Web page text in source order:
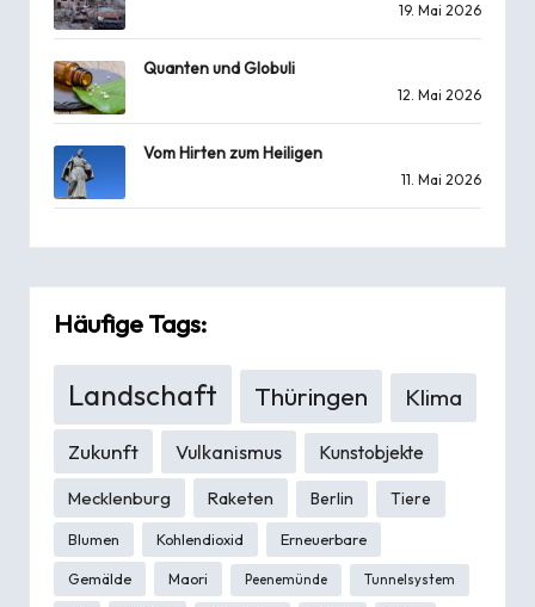
19. Mai 2026
Quanten und Globuli
12. Mai 2026
Vom Hirten zum Heiligen
11. Mai 2026
Häufige Tags:
Landschaft Thüringen Klima
Zukunft Vulkanismus
Kunstobjekte
Mecklenburg
Raketen Berlin Tiere
Blumen Kohlendioxid Erneuerbare
Gemälde Maori Peenemünde Tunnelsystem